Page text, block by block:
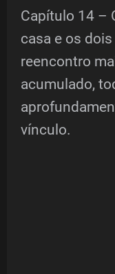
Capítulo 14 –
casa e os
reencontro
acumulado,
vínculo.